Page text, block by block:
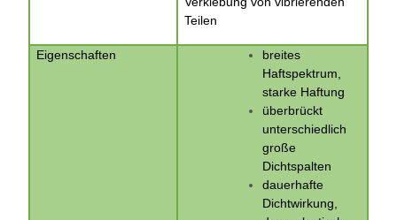
Teilen
Eigenschaften
breites
Haftspektrum,
starke Haftung
überbrückt
unterschiedlich
große
Dichtspalten
dauerhafte
Dichtwirkung,